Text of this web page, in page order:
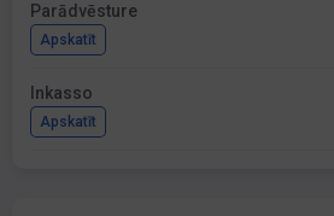
Parādvēsture
Apskatīt
Inkasso
Apskatīt